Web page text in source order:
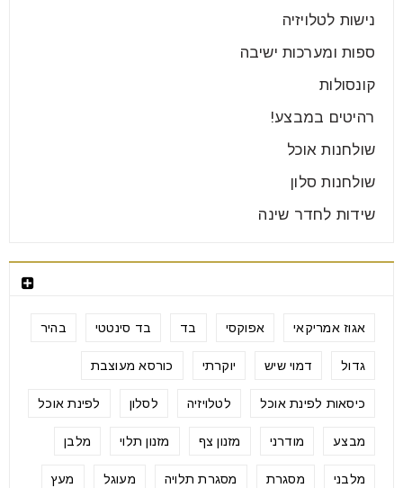
נישות לטלויזיה
ספות ומערכות ישיבה
קונסולות
רהיטים במבצע!
שולחנות אוכל
שולחנות סלון
שידות לחדר שינה
אגוז אמריקאי אפוקסי בד בד סינטטי בהיר
גדול דמוי שיש יוקרתי כורסא מעוצבת
כיסאות לפינת אוכל לטלויזיה לסלון לפינת אוכל
מבצע מודרני מזנון צף מזנון תלוי מלבן
מלבני מסגרת מסגרת תלויה מעוגל מעץ